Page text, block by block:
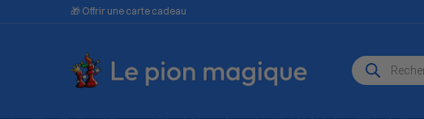
🎁 Offrir une carte cadeau